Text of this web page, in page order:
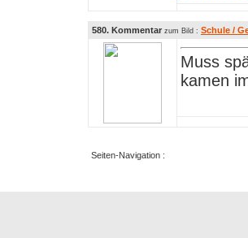
580. Kommentar zum Bild : Schule /
Muss
kamen
Seiten-Navigation :